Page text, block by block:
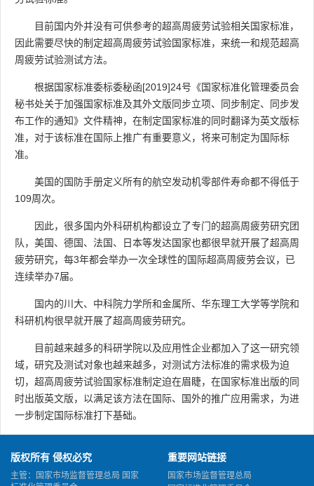
目前国内外并没有可供参考的超高周疲劳试验相关国家标准，
因此需要尽快的制定超高周疲劳试验国家标准，来统一和规范超高
周疲劳试验测试方法。
根据国家标准委标委秘函[2019]24号《国家标准化管理委员会
秘书处关于加强国家标准及其外文版同步立项、同步制定、同步发
布工作的通知》文件精神，在制定国家标准的同时翻译为英文版标
准，对于该标准在国际上推广有重要意义，将来可制定为国际标
准。
美国的国防手册定义所有的航空发动机零部件寿命都不得低于
109周次。
因此，很多国内外科研机构都设立了专门的超高周疲劳研究团
队，美国、德国、法国、日本等发达国家也都很早就开展了超高周
疲劳研究，每3年都会举办一次全球性的国际超高周疲劳会议，已
连续举办7届。
国内的川大、中科院力学所和金属所、华东理工大学等学院和
科研机构很早就开展了超高周疲劳研究。
目前越来越多的科研学院以及应用性企业都加入了这一研究领
域，研究及测试对象也越来越多，对测试方法标准的需求极为迫
切，超高周疲劳试验国家标准制定迫在眉睫，在国家标准出版的同
时出版英文版，以满足该方法在国际、国外的推广应用需求，为进
一步制定国际标准打下基础。
版权所有 侵权必究
主管：国家市场监督管理总局 国家
重要网站链接
国家市场监督管理总局